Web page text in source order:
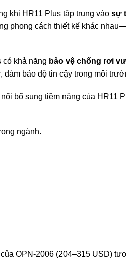
khi HR11 Plus tập trung vàosự
phong cách thiết kế khác
có khả năng bảo vệ chống rơi
bảo độ tin cậy trong môi
bổ sung tiềm năng của HR11
ngành.
OPN-2006 (204–315 USD)